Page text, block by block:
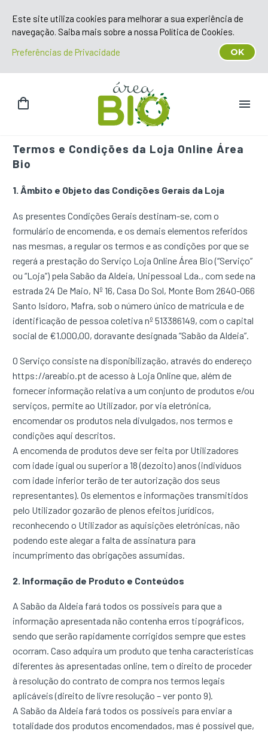
Termos e Condições da Loja Online Área
Bio
1. Âmbito e Objeto das Condições Gerais da Loja
As presentes Condições Gerais destinam-se, com o
formulário de encomenda, e os demais elementos referidos
nas mesmas, a regular os termos e as condições por que se
regerá a prestação do Serviço Loja Online Área Bio (“Serviço”
ou “Loja”) pela Sabão da Aldeia, Unipessoal Lda., com sede na
estrada 24 De Maio, Nº 16, Casa Do Sol, Monte Bom 2640-066
Santo Isidoro, Mafra, sob o número único de matrícula e de
identificação de pessoa coletiva nº 513386149, com o capital
social de €1.000,00, doravante designada “Sabão da Aldeia”.
O Serviço consiste na disponibilização, através do endereço
https://areabio.pt de acesso à Loja Online que, além de
fornecer informação relativa a um conjunto de produtos e/ou
serviços, permite ao Utilizador, por via eletrónica,
encomendar os produtos nela divulgados, nos termos e
condições aqui descritos.
A encomenda de produtos deve ser feita por Utilizadores
com idade igual ou superior a 18 (dezoito) anos (indivíduos
com idade inferior terão de ter autorização dos seus
representantes). Os elementos e informações transmitidos
pelo Utilizador gozarão de plenos efeitos jurídicos,
reconhecendo o Utilizador as aquisições eletrónicas, não
podendo este alegar a falta de assinatura para
incumprimento das obrigações assumidas.
2. Informação de Produto e Conteúdos
A Sabão da Aldeia fará todos os possíveis para que a
informação apresentada não contenha erros tipográficos,
sendo que serão rapidamente corrigidos sempre que estes
ocorram. Caso adquira um produto que tenha características
diferentes às apresentadas online, tem o direito de proceder
à resolução do contrato de compra nos termos legais
aplicáveis (direito de livre resolução – ver ponto 9).
A Sabão da Aldeia fará todos os possíveis para enviar a
totalidade dos produtos encomendados, mas é possível que,
Este site utiliza cookies para melhorar a sua experiência de
navegação. Saiba mais sobre a nossa Política de Cookies.
Preferências de Privacidade
OK